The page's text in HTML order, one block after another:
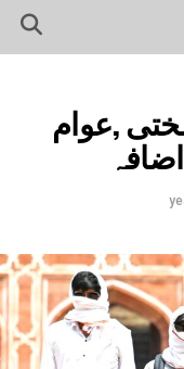
,عوام